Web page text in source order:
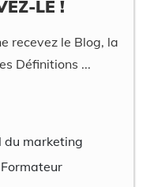
LE !
recevez le Blog, la
Définitions ...
du marketing